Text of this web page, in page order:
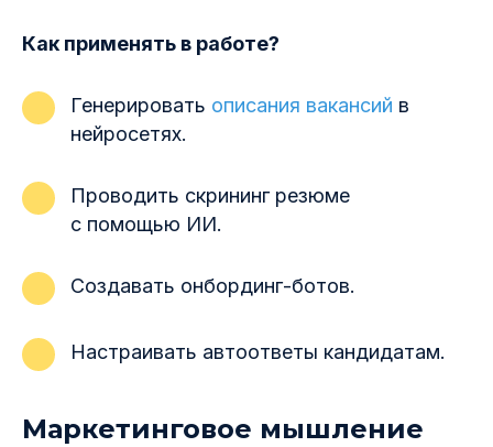
Как применять в работе?
Генерировать описания вакансий в
нейросетях.
Проводить скрининг резюме
с помощью ИИ.
Создавать онбординг-ботов.
Настраивать автоответы кандидатам.
Маркетинговое мышление